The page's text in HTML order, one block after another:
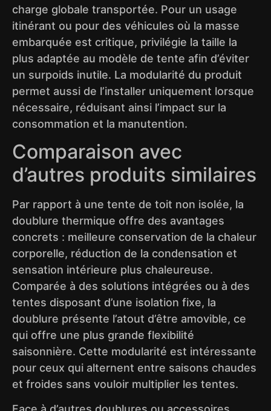
charge globale transportée. Pour un usage
itinérant ou pour des véhicules où la masse
embarquée est critique, privilégie la taille la
plus adaptée au modèle de tente afin d’éviter
un surpoids inutile. La modularité du produit
permet aussi de l’installer uniquement lorsque
nécessaire, réduisant ainsi l’impact sur la
consommation et la manutention.
Comparaison avec
d’autres produits similaires
Par rapport à une tente de toit non isolée, la
doublure thermique offre des avantages
concrets : meilleure conservation de la chaleur
corporelle, réduction de la condensation et
sensation intérieure plus chaleureuse.
Comparée à des solutions intégrées ou à des
tentes disposant d’une isolation fixe, la
doublure présente l’atout d’être amovible, ce
qui offre une plus grande flexibilité
saisonnière. Cette modularité est intéressante
pour ceux qui alternent entre saisons chaudes
et froides sans vouloir multiplier les tentes.